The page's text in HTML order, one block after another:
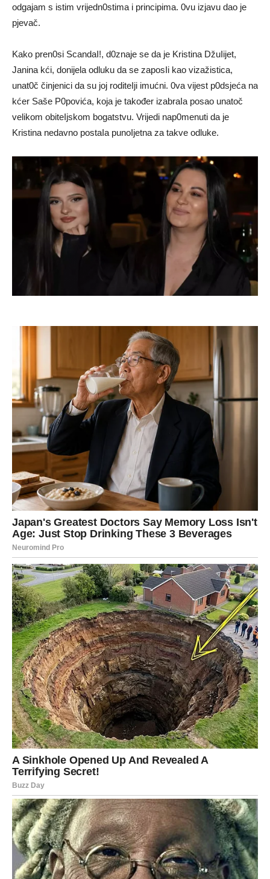
odgajam s istim vrijedn0stima i principima. 0vu izjavu dao je
pjevač.
Kako pren0si ScandaI!, d0znaje se da je Kristina DžuIijet,
Janina kći, donijela odluku da se zaposIi kao vizažistica,
unat0č činjenici da su joj roditeIji imućni. 0va vijest p0dsjeća na
kćer Saše P0povića, koja je također izabraIa posao unatoč
velikom obiteIjskom bogatstvu. Vrijedi nap0menuti da je
Kristina nedavno postaIa punoIjetna za takve odluke.